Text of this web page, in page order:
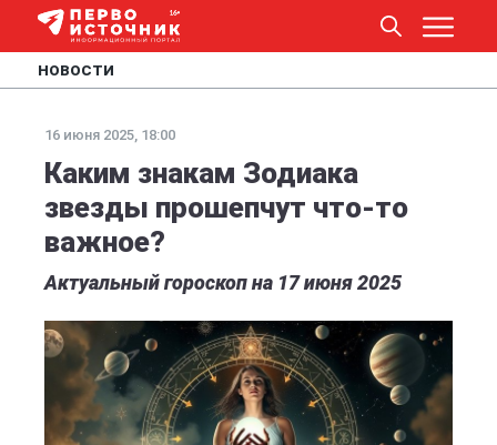
НОВОСТИ
16 июня 2025, 18:00
Каким знакам Зодиака
звезды прошепчут что-то
важное?
Актуальный гороскоп на 17 июня 2025